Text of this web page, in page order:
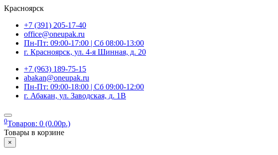
Красноярск
+7 (391) 205-17-40
office@oneupak.ru
Пн-Пт: 09:00-17:00 | Сб 08:00-13:00
г. Красноярск, ул. 4-я Шинная, д. 20
+7 (963) 189-75-15
abakan@oneupak.ru
Пн-Пт: 09:00-18:00 | Сб 09:00-12:00
г. Абакан, ул. Заводская, д. 1В
0Товаров: 0 (0.00р.)
Товары в корзине
×